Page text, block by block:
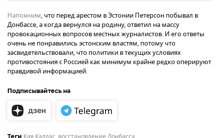
Напомним, что перед арестом в Эстонии Петерсон побывал в
Донбассе, а когда вернулся на родину, ответил на массу
провокационных вопросов местных журналистов. И его ответы
очень не понравились эстонским властям, потому что
засвидетельствовали, что политики в текущих условиях
противостояния с Россией как минимум крайне редко оперируют
правдивой информацией.
Подписывайтесь на
Теги